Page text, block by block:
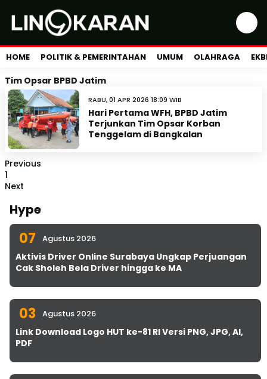
HOME POLITIK & PEMERINTAHAN UMUM OLAHRAGA
Tim Opsar BPBD Jatim
RABU, 01 APR 2026 18:09 WIB
Hari Pertama WFH, BPBD Jatim
Terjunkan Tim Opsar Korban
Tenggelam di Bangkalan
Previous
1
Next
Hype
07 Agustus 2026
Aktivis Driver Online Surabaya Ungkap Perjuangan
Cak Sholeh Bela Driver hingga ke MA
03 Agustus 2026
Link Download Logo HUT ke-81 RI Versi PNG, JPG, AI,
PDF